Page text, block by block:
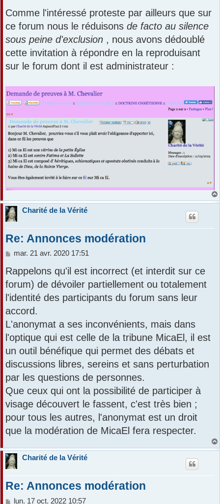
Comme l'intéressé proteste par ailleurs que sur
ce forum nous le réduisons de facto au silence
sous peine d'exclusion , nous avons dédoublé
cette invitation à répondre en la reproduisant
sur le forum dont il est administrateur :
Charité de la Vérité
Re: Annonces modération
M
s
a
g
mar. 21 avr. 2020 17:51
Rappelons qu'il est incorrect (et interdit sur ce
forum) de dévoiler partiellement ou totalement
l'identité des participants du forum sans leur
accord.
L'anonymat a ses inconvénients, mais dans
l'optique qui est celle de la tribune MicaEl, il est
un outil bénéfique qui permet des débats et
discussions libres, sereins et sans perturbation
par les questions de personnes.
Que ceux qui ont la possibilité de participer à
visage découvert le fassent, c'est très bien ;
pour tous les autres, l'anonymat est un droit
que la modération de MicaEl fera respecter.
Charité de la Vérité
Re: Annonces modération
M
lun. 17 oct. 2022 10:57